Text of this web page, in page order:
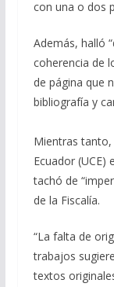
con una o dos
Además, halló
coherencia de
de página que
bibliografía y
Mientras tanto,
Ecuador (UCE)
tachó de
de la Fiscalía.
“La falta de
trabajos
textos